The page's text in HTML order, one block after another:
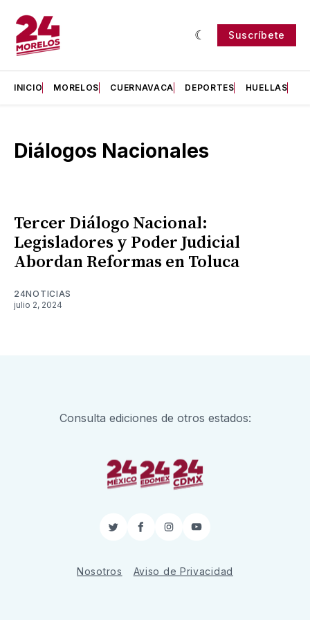
Suscríbete
INICIO MORELOS CUERNAVACA DEPORTES HUELLAS
Diálogos Nacionales
Tercer Diálogo Nacional:
Legisladores y Poder Judicial
Abordan Reformas en Toluca
24NOTICIAS
julio 2, 2024
Consulta ediciones de otros estados:
TwitterFacebook
InstagramYouTube
Nosotros Aviso de Privacidad